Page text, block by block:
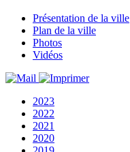
Présentation de la ville
Plan de la ville
Photos
Vidéos
2023
2022
2021
2020